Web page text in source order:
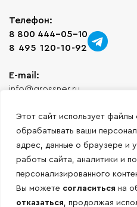
Этот сайт использует
обрабатывать ваши
адрес, данные о браузере и
работы сайта, аналитики и
персонализированного
Вы можете согласиться на
отказаться, продолжая
Телефон:
8 800 444-05-10
8 495 120-10-92
E-mail:
info@grossner.ru
Часы работы:
Понедельник-Пятница с
без обеда
Меню